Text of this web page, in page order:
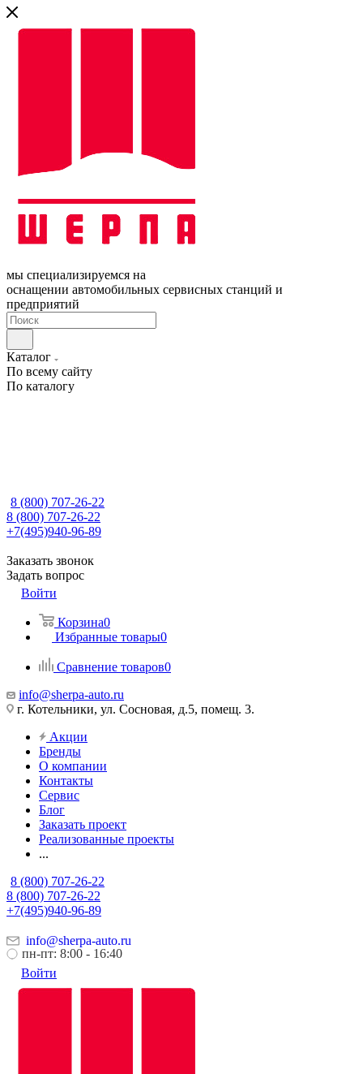
мы специализируемся на
оснащении автомобильных сервисных станций и
предприятий
Каталог
По всему сайту
По каталогу
8 (800) 707-26-22
8 (800) 707-26-22
+7(495)940-96-89
Заказать звонок
Задать вопрос
Войти
Корзина0
Избранные товары0
Сравнение товаров0
info@sherpa-auto.ru
г. Котельники, ул. Сосновая, д.5, помещ. 3.
Акции
Бренды
О компании
Контакты
Сервис
Блог
Заказать проект
Реализованные проекты
...
8 (800) 707-26-22
8 (800) 707-26-22
+7(495)940-96-89
info@sherpa-auto.ru
пн-пт: 8:00 - 16:40
Войти